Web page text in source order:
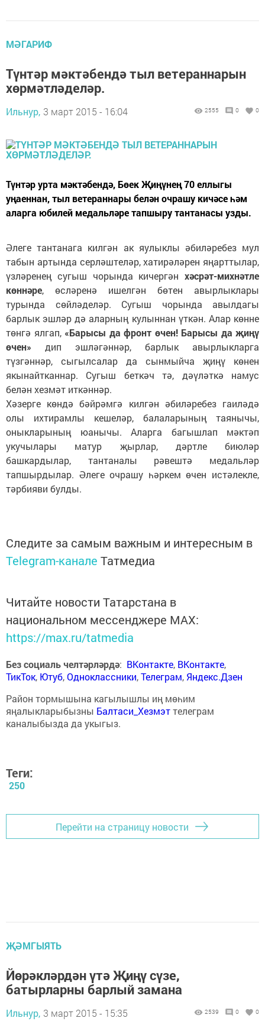
МӘГАРИФ
Түнтәр мәктәбендә тыл ветераннарын
хөрмәтләделәр.
Ильнур, 3 март 2015 - 16:04 2555 0 0
Түнтәр урта мәктәбендә, Бөек Җиңүнең 70 еллыгы
уңаеннан, тыл ветераннары белән очрашу кичәсе һәм
аларга юбилей медальләре тапшыру тантанасы узды.
Әлеге тантанага килгән ак яулыклы әбиләребез мул
табын артында серләштеләр, хатирәләрен яңарттылар,
үзләренең сугыш чорында кичергән хәсрәт-михнәтле
көннәре, өсләренә ишелгән бөтен авырлыклары
турында сөйләделәр. Сугыш чорында авылдагы
барлык эшләр дә аларның кулыннан үткән. Алар көнне
төнгә ялгап, «Барысы да фронт өчен! Барысы да җиңү
өчен» дип эшләгәннәр, барлык авырлыкларга
түзгәннәр, сыгылсалар да сынмыйча җиңү көнен
якынайтканнар. Сугыш беткәч тә, дәүләткә намус
белән хезмәт иткәннәр.
Хәзерге көндә бәйрәмгә килгән әбиләребез гаиләдә
олы ихтирамлы кешеләр, балаларының таянычы,
оныкларының юанычы. Аларга багышлап мәктәп
укучылары матур җырлар, дәртле биюләр
башкардылар, тантаналы рәвештә медальләр
тапшырдылар. Әлеге очрашу һәркем өчен истәлекле,
тәрбияви булды.
Следите за самым важным и интересным в
Telegram-канале Татмедиа
Читайте новости Татарстана в
национальном мессенджере MАХ:
https://max.ru/tatmedia
Без социаль челтәрләрдә: ВКонтакте, ВКонтакте,
ТикТок, Ютуб,Одноклассники,Телеграм, Яндекс.Дзен
Район тормышына кагылышлы иң мөһим
яңалыкларыбызны Балтаси_Хезмэттелеграм
каналыбызда да укыгыз.
Теги:
250
Перейти на страницу новости
ҖӘМГЫЯТЬ
Йөрәкләрдән үтә Җиңү сүзе,
батырларны барлый замана
Ильнур, 3 март 2015 - 15:35 2539 0 0